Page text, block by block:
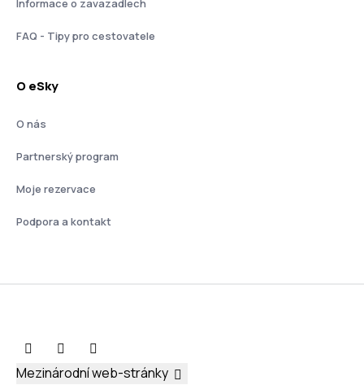
Informace o zavazadlech
FAQ - Tipy pro cestovatele
O eSky
O nás
Partnerský program
Moje rezervace
Podpora a kontakt
Mezinárodní web-stránky